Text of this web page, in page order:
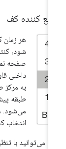
کننده کف
هر زمان که
شود،
صفحه
داخلی قابل
به مرکز
طبقه
می‌شود.
انتخاب کنید.
می‌توانید با تنظیم